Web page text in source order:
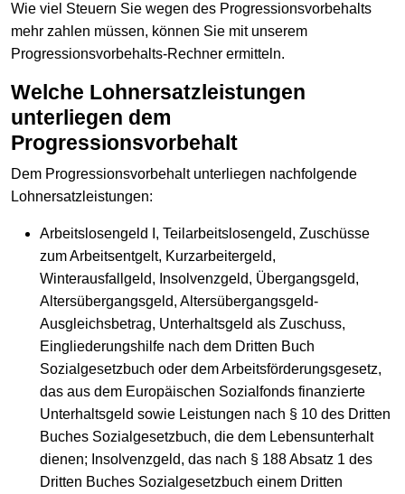
Wie viel Steuern Sie wegen des Progressionsvorbehalts
mehr zahlen müssen, können Sie mit unserem
Progressionsvorbehalts-Rechner ermitteln.
Welche Lohnersatzleistungen
unterliegen dem
Progressionsvorbehalt
Dem Progressionsvorbehalt unterliegen nachfolgende
Lohnersatzleistungen:
Arbeitslosengeld I, Teilarbeitslosengeld, Zuschüsse
zum Arbeitsentgelt, Kurzarbeitergeld,
Winterausfallgeld, Insolvenzgeld, Übergangsgeld,
Altersübergangsgeld, Altersübergangsgeld-
Ausgleichsbetrag, Unterhaltsgeld als Zuschuss,
Eingliederungshilfe nach dem Dritten Buch
Sozialgesetzbuch oder dem Arbeitsförderungsgesetz,
das aus dem Europäischen Sozialfonds finanzierte
Unterhaltsgeld sowie Leistungen nach § 10 des Dritten
Buches Sozialgesetzbuch, die dem Lebensunterhalt
dienen; Insolvenzgeld, das nach § 188 Absatz 1 des
Dritten Buches Sozialgesetzbuch einem Dritten